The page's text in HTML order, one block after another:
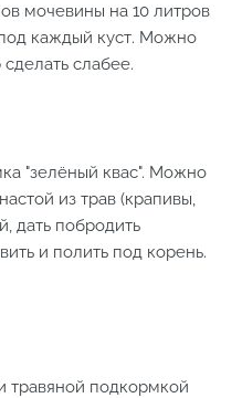
мочевины на 10 литров
каждый куст. Можно
слабее.
"зелёный квас". Можно
из трав (крапивы,
дать побродить
и полить под корень.
подкормкой